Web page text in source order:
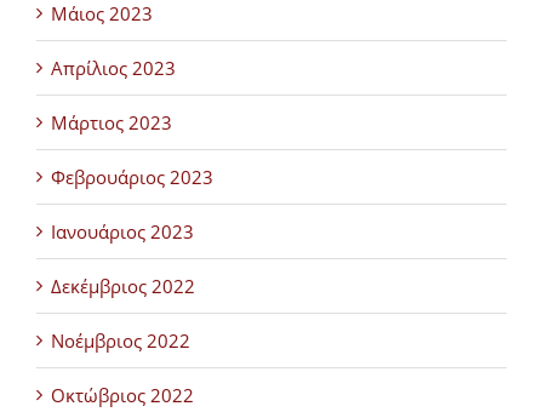
Μάιος 2023
Απρίλιος 2023
Μάρτιος 2023
Φεβρουάριος 2023
Ιανουάριος 2023
Δεκέμβριος 2022
Νοέμβριος 2022
Οκτώβριος 2022